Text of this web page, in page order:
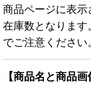
商品ページに表
在庫数となりま
でご注意ください
【商品名と商品画